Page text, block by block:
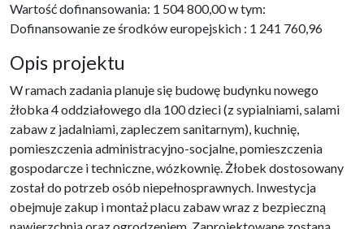
Wartość dofinansowania: 1 504 800,00 w tym:
Dofinansowanie ze środków europejskich : 1 241 760,96
Opis projektu
W ramach zadania planuje się budowę budynku nowego
żłobka 4 oddziałowego dla 100 dzieci (z sypialniami, salami
zabaw z jadalniami, zapleczem sanitarnym), kuchnię,
pomieszczenia administracyjno-socjalne, pomieszczenia
gospodarcze i techniczne, wózkownię. Żłobek dostosowany
został do potrzeb osób niepełnosprawnych. Inwestycja
obejmuje zakup i montaż placu zabaw wraz z bezpieczną